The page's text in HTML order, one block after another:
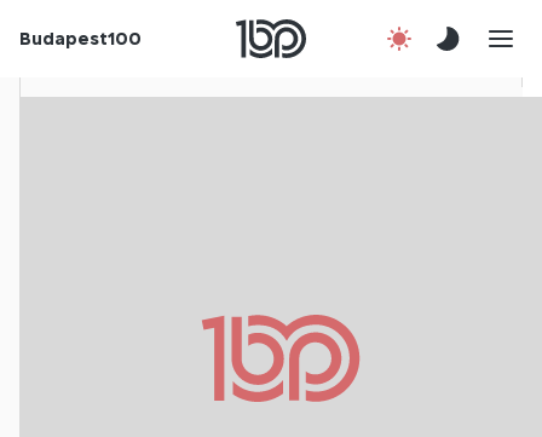
Budapest100 Rólunk
Korábbi évek